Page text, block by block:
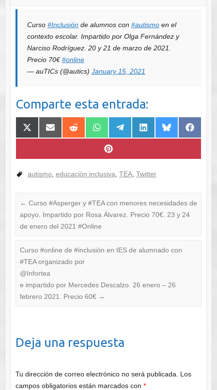
Curso #Inclusión de alumnos con #autismoen el
contexto escolar. Impartido por Olga Fernández y
Narciso Rodríguez. 20 y 21 de marzo de 2021.
Precio 70€#online
— auTICs (@autics) January 15, 2021
Comparte esta entrada:
Compartir
en
Compartir
en
Compartir
en
Compartir
en
WhatsApp
Compartir
en
Compartir
en
Compartir
en
en
Compartir
en
autismo educación inclusiva TEA, Twitter
← Curso #Asperger y #TEA con menores necesidades de
apoyo. Impartido por Rosa Álvarez. Precio 70€. 23 y 24
de enero del 2021 #Online
Curso #online de #inclusión en IES de alumnado con
#TEA organizado por
@Infortea
e impartido por Mercedes Descalzo. 26 enero – 26
febrero 2021. Precio 60€ →
Deja una respuesta
Tu dirección de correo electrónico no será publicada.
Los
campos obligatorios están marcados con *